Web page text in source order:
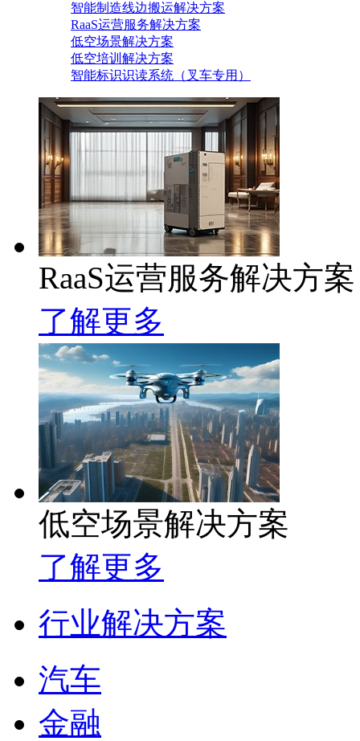
智能制造线边搬运解决方案
RaaS运营服务解决方案
低空场景解决方案
低空培训解决方案
智能标识识读系统（叉车专用）
RaaS运营服务解决方案
了解更多
低空场景解决方案
了解更多
行业解决方案
汽车
金融